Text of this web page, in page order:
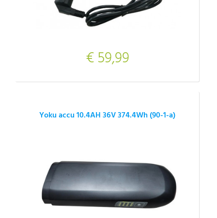
€ 59,99
Yoku accu 10.4AH 36V 374.4Wh (90-1-a)